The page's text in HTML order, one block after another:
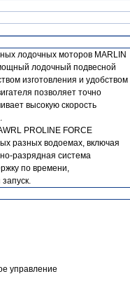
лодочных моторов MARLIN
лодочный подвесной
изготовления и удобством
позволяет точно
высокую скорость
PROLINE FORCE
разных водоемах, включая
разрядная система
по времени,
управление